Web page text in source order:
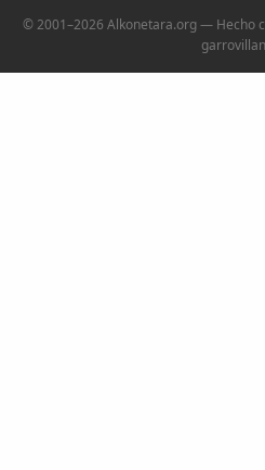
© 2001–2026 Alkonetara.org — Hecho